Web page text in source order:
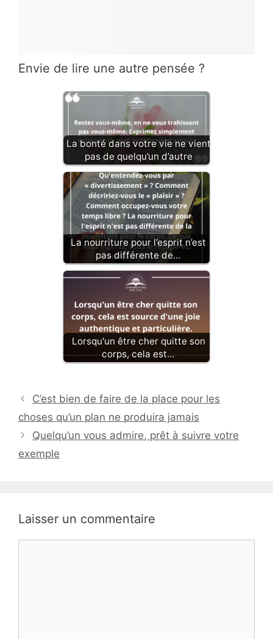
Envie de lire une autre pensée ?
La bonté dans votre vie ne vient
pas de quelqu’un d’autre
La nourriture pour l’esprit n’est
pas différente de…
Lorsqu'un être cher quitte son
corps, cela est…
C’est bien de faire de la place pour les
choses qu’un plan ne produira jamais
Quelqu’un vous admire, prêt à suivre votre
exemple
Laisser un commentaire